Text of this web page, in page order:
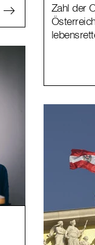
Zahl der